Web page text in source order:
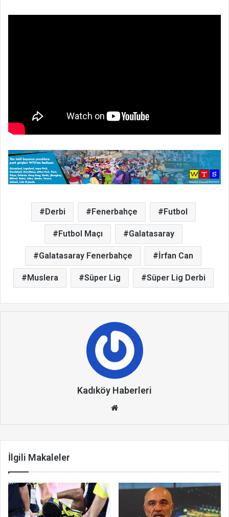
Derbi Fenerbahçe Futbol
Futbol Maçı Galatasaray
Galatasaray Fenerbahçe İrfan Can
Muslera Süper Lig Süper Lig Derbi
Kadıköy Haberleri
İlgili Makaleler